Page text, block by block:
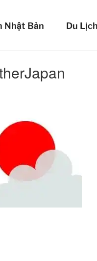
BẢO
Nhật Bản Du